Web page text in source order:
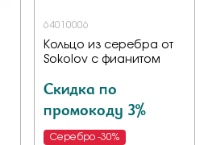
64010006
Кольцо из серебра от
Sokolov с фианитом
Скидка по
промокоду 3%
Серебро -30%